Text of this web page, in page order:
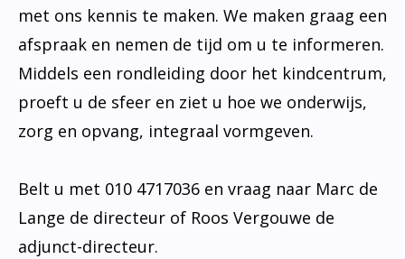
met ons kennis te maken. We maken graag een
afspraak en nemen de tijd om u te informeren.
Middels een rondleiding door het kindcentrum,
proeft u de sfeer en ziet u hoe we onderwijs,
zorg en opvang, integraal vormgeven.
Belt u met 010 4717036 en vraag naar Marc de
Lange de directeur of Roos Vergouwe de
adjunct-directeur.